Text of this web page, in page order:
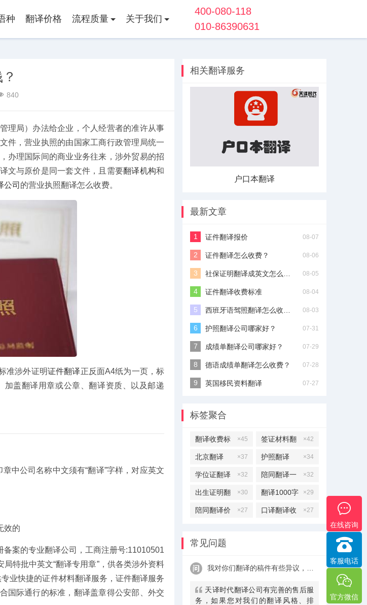
种 翻译价格 流程质量 关于我们
400-080-118
010-86390631
840
理局）办法给企业，个人经营者的准许从事
件，营业执照的由国家工商行政管理局统一
办理国际间的商业业务往来，涉外贸易的招
文与原价是同一套文件，且需要翻译机构和
公司 的营业执照翻译怎么收费。
准涉外证明证件翻译正反面A4纸为一页，标
盖翻译用章或公章、翻译资质、以及邮递
中公司名称中文须有“翻译”字样，对应英文
效的
案的专业翻译公司，工商注册号:11010501
特批中英文“翻译专用章”，供各类涉外资料
业快捷的证件材料翻译服务，证件翻译服务
国际通行的标准，翻译盖章得公安部、外交
相关翻译服务
译 户口本翻译
最新文章
证件翻译报价 08-07
证件翻译怎么收费？ 08-06
08-05
证件翻译收费标准 08-04
08-03
护照翻译公司哪家好？ 07-31
成绩单翻译公司哪家好？ 07-29
德语成绩单翻译怎么收费？ 07-28
英国移民资料翻译 07-27
标签聚合
×45
翻译收费标
准
×42
签证材料翻
译
×37
北京翻译 ×34
护照翻译
×32
学位证翻译 ×32
陪同翻译一
天多少钱
×30
出生证明翻
译
×29
翻译1000字
多少钱
×27
陪同翻译价
×27
口译翻译收
常见问题
我对你们翻译的稿件有些异议，该怎么处理呢？
天译时代翻译公司有完善的售后服
务，如果您对我们的翻译风格、排
在线咨询
客服电话
官方微信